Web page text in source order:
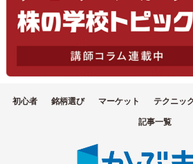
初心者 銘柄選び マーケット テクニッ
記事一覧